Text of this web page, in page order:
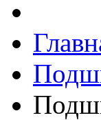
Ивантеевка,